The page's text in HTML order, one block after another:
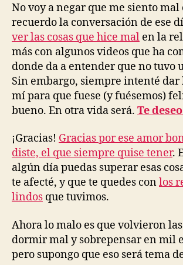
No voy a negar que me siento mal
recuerdo la conversación de ese
ver las cosas que hice mal en la
más con algunos videos que ha
donde da a entender que no tuvo
Sin embargo, siempre intenté dar
mí para que fuese (y fuésemos)
bueno. En otra vida será. Te
¡Gracias! Gracias por ese amor
diste, el que siempre quise tener.
algún día puedas superar esas
te afecté, y que te quedes conlos
lindos que tuvimos.
Ahora lo malo es que volvieron
dormir mal y sobrepensar en mil
pero supongo que eso será tema